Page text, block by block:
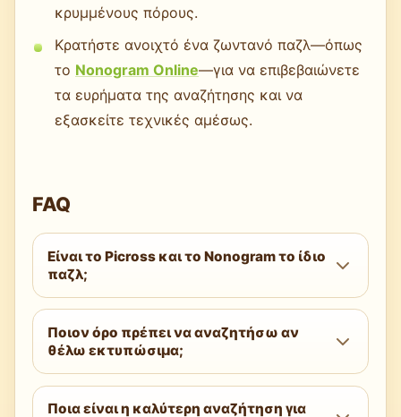
κρυμμένους πόρους.
Κρατήστε ανοιχτό ένα ζωντανό παζλ—όπως
το Nonogram Online—για να επιβεβαιώνετε
τα ευρήματα της αναζήτησης και να
εξασκείτε τεχνικές αμέσως.
FAQ
Είναι το Picross και το Nonogram το ίδιο
παζλ;
Ναι. Το Picross είναι μια ονομασία
συνδεδεμένη με brand για το ίδιο λογικό
παζλ που συνήθως ονομάζεται Nonogram.
ταυτόσημοι.
Ποιον όρο πρέπει να αναζητήσω αν
θέλω εκτυπώσιμα;
Δοκιμάστε “paint by numbers logic puzzle
printable pdf” ή “hanjie printable.”
Ποια είναι η καλύτερη αναζήτηση για